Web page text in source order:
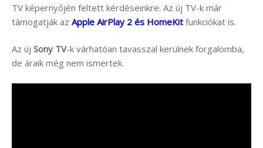
TV képernyőjén feltett kérdéseinkre. Az új TV-k már
támogatják az Apple AirPlay 2 és HomeKit funkciókat is.
Az új Sony TV-k várhatóan tavasszal kerülnek forgalomba,
de áraik még nem ismertek.